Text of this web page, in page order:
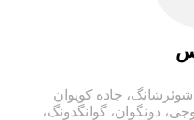
شوئرشانگ، جاده کویوان
دونگوان، گوانگدونگ،